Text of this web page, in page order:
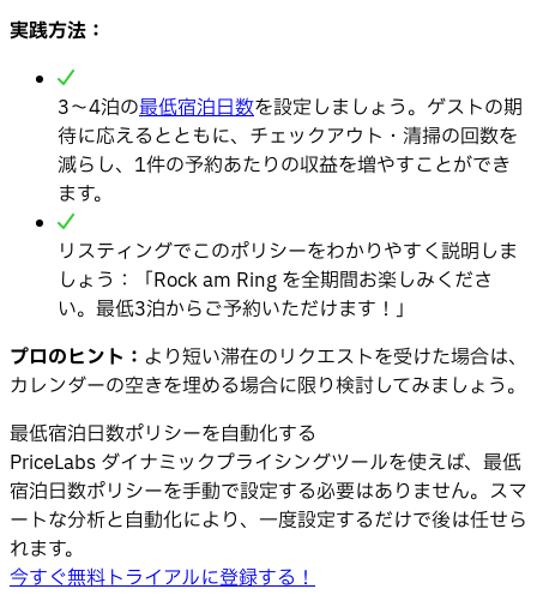
実践方法：
3〜4泊の最低宿泊日数を設定しましょう。ゲストの期
待に応えるとともに、チェックアウト・清掃の回数を
減らし、1件の予約あたりの収益を増やすことができ
ます。
リスティングでこのポリシーをわかりやすく説明しま
しょう：「Rock am Ring を全期間お楽しみくださ
い。最低3泊からご予約いただけます！」
プロのヒント： より短い滞在のリクエストを受けた場合は、
カレンダーの空きを埋める場合に限り検討してみましょう。
最低宿泊日数ポリシーを自動化する
PriceLabs ダイナミックプライシングツールを使えば、最低
宿泊日数ポリシーを手動で設定する必要はありません。スマ
ートな分析と自動化により、一度設定するだけで後は任せら
れます。
今すぐ無料トライアルに登録する！